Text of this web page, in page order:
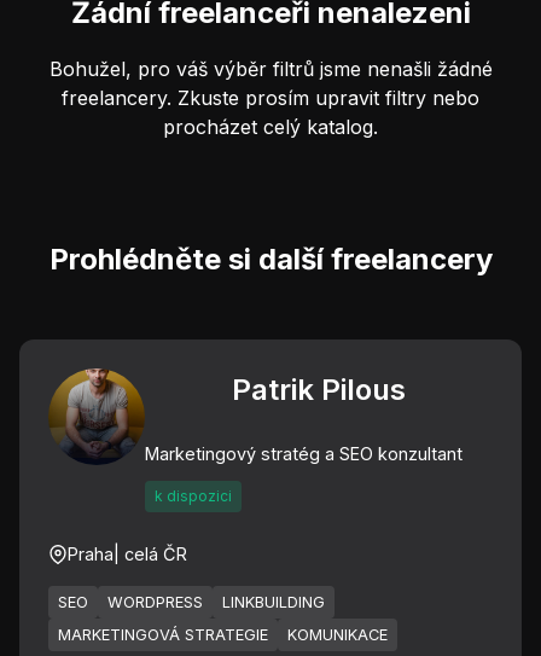
Žádní freelanceři nenalezeni
Bohužel, pro váš výběr filtrů jsme nenašli žádné
freelancery. Zkuste prosím upravit filtry nebo
procházet celý katalog.
Prohlédněte si další freelancery
Patrik Pilous
Marketingový stratég a SEO konzultant
k dispozici
Praha | celá ČR
SEO WORDPRESS
LINKBUILDING
MARKETINGOVÁ STRATEGIE
KOMUNIKACE